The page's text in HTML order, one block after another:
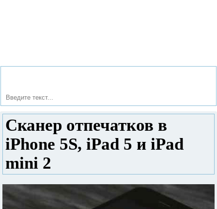
Сканер отпечатков в
iPhone 5S, iPad 5 и iPad
mini 2